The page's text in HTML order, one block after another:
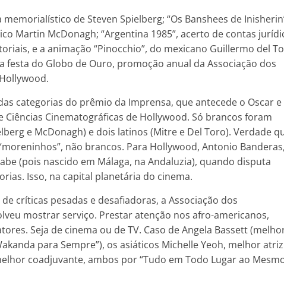
de Steven Spielberg; “Os Banshees de
Martin McDonagh; “Argentina 1985”, acerto de contas
e a animação “Pinocchio”, do mexicano Guillermo del
festa do Globo de Ouro, promoção anual da Associação dos
categorias do prêmio da Imprensa, que antecede o Oscar e
Cinematográficas de Hollywood. Só brancos foram
e McDonagh) e dois latinos (Mitre e Del Toro). Verdade
não brancos. Para Hollywood, Antonio Banderas,
(pois nascido em Málaga, na Andaluzia), quando disputa
Isso, na capital planetária do cinema.
críticas pesadas e desafiadoras, a Associação dos
mostrar serviço. Prestar atenção nos afro-americanos,
Seja de cinema ou de TV. Caso de Angela Bassett
para Sempre”), os asiáticos Michelle Yeoh, melhor
coadjuvante, ambos por “Tudo em Todo Lugar ao